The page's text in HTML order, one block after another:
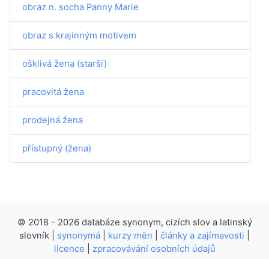
obraz n. socha Panny Marie
obraz s krajinným motivem
ošklivá žena (starší)
pracovitá žena
prodejná žena
přístupný (žena)
© 2018 - 2026 databáze synonym, cizích slov a latinský
slovník | synonymá kurzy měn články a zajímavosti
licence
zpracovávání osobních údajů